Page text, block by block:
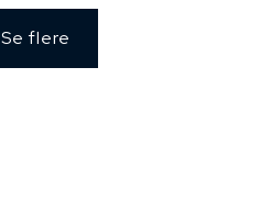
Se flere